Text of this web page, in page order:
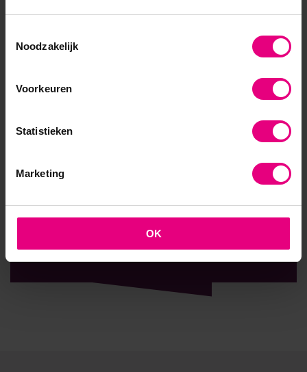
Noodzakelijk
Voorkeuren
Statistieken
Marketing
OK
9,0 op klantenvertellen.nl
AOG School Of Management
- Faculteit overstijgend
- Samen leren en reflecteren
- Praktijkgericht en persoonlijk